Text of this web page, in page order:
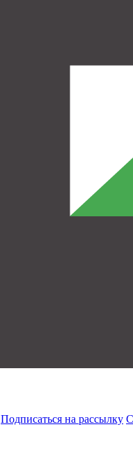
Подписаться на рассылку